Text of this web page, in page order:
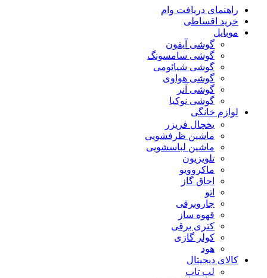
راهنمای دریافت وام
خرید اقساطی
موبایل
گوشی آیفون
گوشی سامسونگ
گوشی شیائومی
گوشی هواوی
گوشی آنر
گوشی نوکیا
لوازم خانگی
یخچال فریزر
ماشین ظرفشویی
ماشین لباسشویی
تلویزیون
ماکروویو
اجاق گاز
اتو
جاروبرقی
قهوه ساز
کتری برقی
کولر گازی
هود
کالای دیجیتال
لپ تاپ